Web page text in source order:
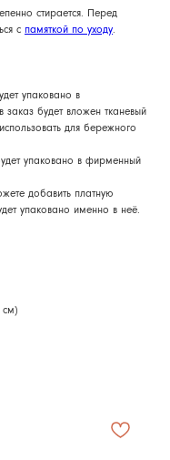
стирается. Перед
с памяткой по уходу.
упаковано в
будет вложен тканевый
для бережного
упаковано в фирменный
добавить платную
упаковано именно в неё.